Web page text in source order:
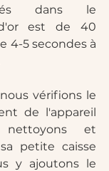
dans le
est de 40
4-5 secondes à
vérifions le
de l'appareil
et
petite caisse
y ajoutons le